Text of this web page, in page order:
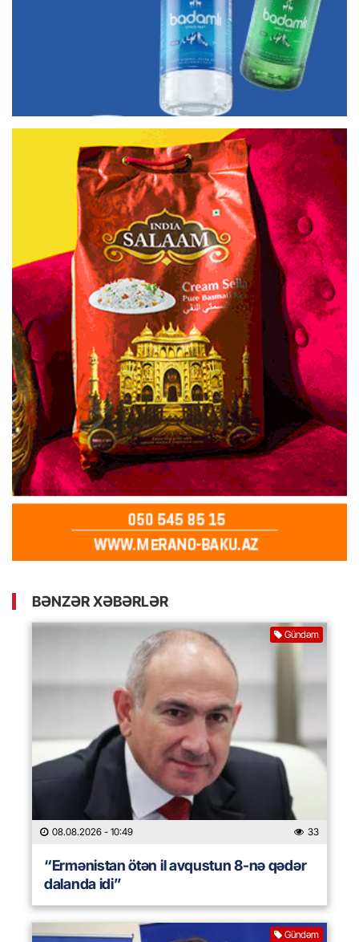
BƏNZƏR XƏBƏRLƏR
Gündəm
08.08.2026 - 10:49 33
“Ermənistan ötən il avqustun 8-nə qədər
dalanda idi”
Gündəm